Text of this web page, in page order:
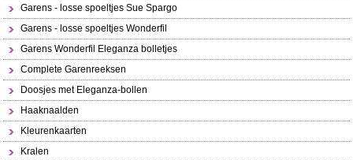
Garens - losse spoeltjes Sue Spargo
Garens - losse spoeltjes Wonderfil
Garens Wonderfil Eleganza bolletjes
Complete Garenreeksen
Doosjes met Eleganza-bollen
Haaknaalden
Kleurenkaarten
Kralen